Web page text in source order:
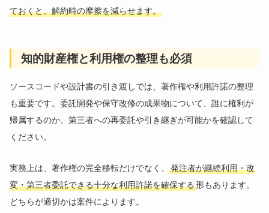
ておくと、解約時の摩擦を減らせます。
知的財産権と利用権の整理も必須
ソースコードや設計書の引き渡しでは、著作権や利用許諾の整理
も重要です。委託開発や保守改修の成果物について、誰に権利が
帰属するのか、第三者への再委託や引き継ぎが可能かを確認して
ください。
実務上は、著作権の完全移転だけでなく、発注者が継続利用・改
変・第三者委託できる十分な利用許諾を確保する形もあります。
どちらが適切かは案件によります。